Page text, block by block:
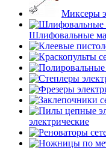
Миксеры
Шлифовальные
электрические